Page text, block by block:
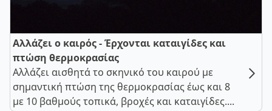
Αλλάζει ο καιρός - Έρχονται καταιγίδες και
πτώση θερμοκρασίας
Αλλάζει αισθητά το σκηνικό του καιρού με
σημαντική πτώση της θερμοκρασίας έως και 8
με 10 βαθμούς τοπικά, βροχές και καταιγίδες....